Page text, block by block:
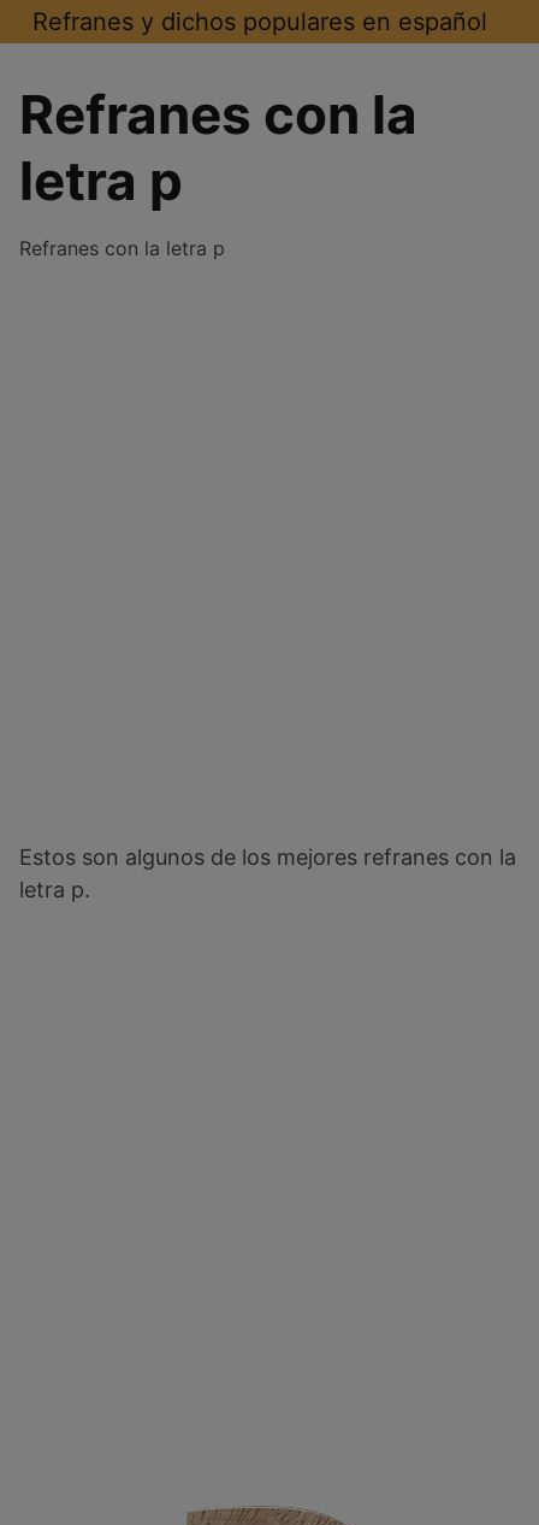
Saltar
al
Refranes y dichos populares en español
Refranes con la
letra p
Refranes con la letra p
Estos son algunos de los mejores refranes con la
letra p.